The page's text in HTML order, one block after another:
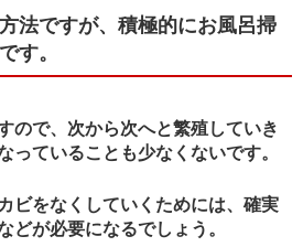
法ですが、積極的にお風呂掃
す。
ので、次から次へと繁殖していき
っていることも少なくないです。
ビをなくしていくためには、確実
どが必要になるでしょう。